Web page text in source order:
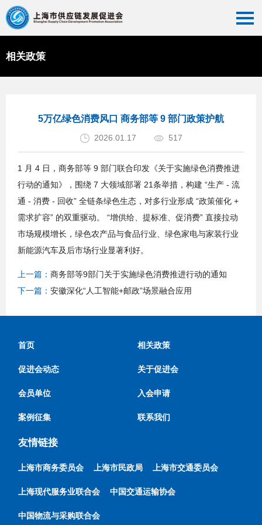
相关政策
首页>> 相关政策 >>政策法规
5万亿绿色消费风口 商务部等 9 部门政策护航
2026.01.17 517
1 月 4 日，商务部等 9 部门联合印发《关于实施绿色消费推进
行动的通知》，围绕 7 大领域部署 21条举措，构建 “生产 - 流
通 - 消费 - 回收” 全链条绿色生态，对多行业形成 “政策催化 +
需求扩容” 的双重驱动。 “增供给、提标准、促消费” 直接拉动
市场规模增长，绿色农产品与食品行业、绿色家电与家装行业
新能源汽车及后市场行业显著利好。
上一篇： 商务部等9部门关于实施绿色消费推进行动的通知
下一篇： 安徽深化“人工智能+邮政”场景融合应用
首页
促进会动态
会员单位
案例征集
相关政策
关于促进会
入会申请
联系我们
友情链接
上海市商务委员会 上海市民政局 上海市交通委员会
上海现代服务业联合会 中国交通运输协会
中国物流与采购联合会